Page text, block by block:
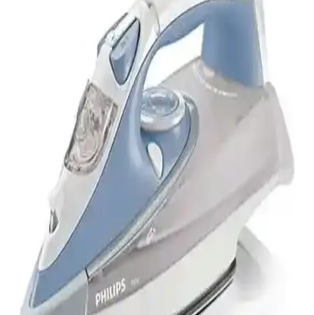
Tasarımıyla Etkili Ütüleme Çözümü
Kiwi Ksı 6316 seyahat ütüsü, hafifliği, katlanabilir tasarımı ve hızlı
ısınma özelliğiyle seyahatlerde ideal. Buhar ayarı ve dayanıklı çelik
tabanıyla kullanımı kolay ve etkili ütüleme sağlar.
Tefal GV9566 Pro Express Ultimate Buhar Kazanlı
Ütü İncelemesi ve Özellikleri
Tefal GV9566 Pro Express Ultimate, 2600 watt gücü ve yüksek
basınçlı buhar teknolojisiyle üstün ütüleme sağlar, dayanıklı tasarımı
ve kullanıcı dostu özellikleriyle öne çıkar.
Tefal GV9230 Pro Express Protect Ütü Modeli
Hakkında Teknik Bilgi ve Arama Sonuçları
Tefal GV9230 Pro Express Protect ütü modeli hakkında arama
sonuçlarında teknik bilgi ve kullanıcı yorumları bulunmamaktadır.
Detaylı bilgi için resmi kaynaklara başvurulması önerilir.
Profilo UBS1401 2200 Watt Buhar Kazanlı Ütü
Güçlü Performans ve Dayanıklılık